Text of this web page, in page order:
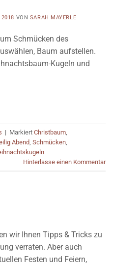
2018 VON SARAH MAYERLE
Schmücken des
Baum aufstellen.
Kugeln und
| Markiert Christbaum
Abend Schmücken
Hinterlasse einen Kommentar
wir Ihnen Tipps & Tricks zu
verraten. Aber auch
Festen und Feiern,